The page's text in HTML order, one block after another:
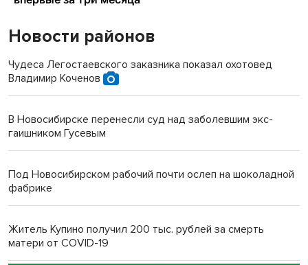
Новости районов
Чудеса Легостаевского заказника показал охотовед
Владимир Коченов
В Новосибирске перенесли суд над заболевшим экс-
гаишником Гусевым
Под Новосибирском рабочий почти ослеп на шоколадной
фабрике
Житель Купино получил 200 тыс. рублей за смерть
матери от COVID-19